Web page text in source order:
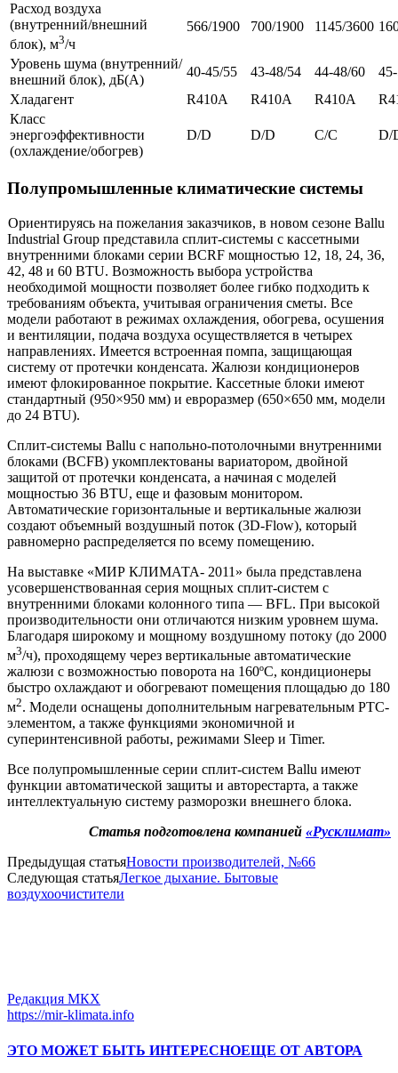
Расход воздуха
(внутренний/внешний
блок), м3/ч
566/1900 700/1900 1145/3600
Уровень шума (внутренний/
внешний блок), дБ(А)
40-45/55 43-48/54 44-48/60
Хладагент
R410A R410A R410A
Класс
энергоэффективности
(охлаждение/обогрев)
D/D D/D C/C D/
Полупромышленные климатические системы
Ориентируясь на пожелания заказчиков, в новом сезоне Ballu
Industrial Group представила сплит-системы c кассетными
внутренними блоками серии BCRF мощностью 12, 18, 24, 36,
42, 48 и 60 BTU. Возможность выбора устройства
необходимой мощности позволяет более гибко подходить к
требованиям объекта, учитывая ограничения сметы. Все
модели работают в режимах охлаждения, обогрева, осушения
и вентиляции, подача воздуха осуществляется в четырех
направлениях. Имеется встроенная помпа, защищающая
систему от протечки конденсата. Жалюзи кондиционеров
имеют флокированное покрытие. Кассетные блоки имеют
стандартный (950×950 мм) и евро­размер (650×650 мм, модели
до 24 BTU).
Сплит-системы Ballu с напольно-потолочными внутренними
блоками (BCFB) укомплектованы вариатором, двойной
защитой от протечки конденсата, а начиная с моделей
мощностью 36 BTU, еще и фазовым монитором.
Автоматические горизонтальные и вертикальные жалюзи
создают объемный воздушный поток (3D-Flow), который
равномерно распределяется по всему помещению.
На выставке «МИР КЛИМАТА- 2011» была представлена
усовершенствованная серия мощных сплит-систем с
внутренними блоками колонного типа — BFL. При высокой
производительности они отличаются низким уровнем шума.
Благодаря широкому и мощному воздушному потоку (до 2000
м3/ч), проходящему через вертикальные автоматические
жалюзи с возможностью поворота на 160ºС, кондиционеры
быстро охлаждают и обогревают помещения площадью до 180
м2. Модели оснащены дополнительным нагревательным PTC-
элементом, а также функциями экономичной и
суперинтенсивной работы, режимами Sleep и Timer.
Все полупромышленные серии сплит-систем Ballu имеют
функции автоматической защиты и авто­рестарта, а также
интеллектуальную систему разморозки внешнего блока.
Статья подготовлена компанией «Русклимат»
Предыдущая статьяНовости производителей, №66
Следующая статьяЛегкое дыхание. Бытовые
воздухоочистители
Редакция МКХ
https://mir-klimata.info
ЭТО МОЖЕТ БЫТЬ ИНТЕРЕСНОЕЩЕ ОТ АВТОРА